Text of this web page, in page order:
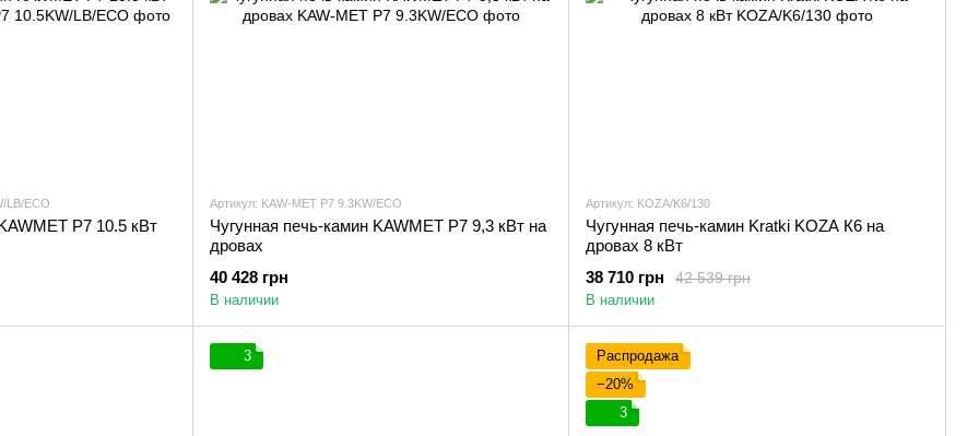
LB/ECO
P7 10.5 кВт
Артикул: KAW-MET P7 9.3KW/ECO
Чугунная печь-камин KAWMET P7 9,3 кВт на
дровах
40 428 грн
В наличии
Артикул: KOZA/K6/130
Чугунная печь-камин Kratki KOZA К6 на
дровах 8 кВт
42 539 грн
38 710 грн
В наличии
3
Распродажа
−20%
3